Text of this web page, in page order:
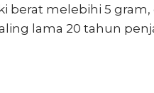
berat melebihi 5
lama 20 tahun